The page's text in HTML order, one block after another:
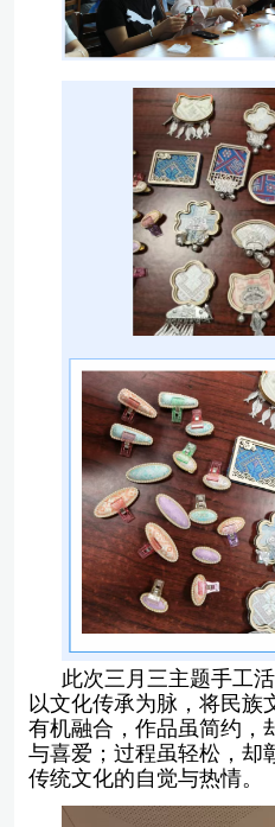
此次三月三主题手工
以文化传承为脉 ，将民
有机融合，作品虽简约，
与喜爱；过程虽轻松，却
传统文化的自觉与热情。